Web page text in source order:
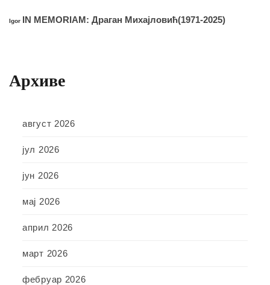
Igor IN MEMORIAM: Драган Михајловић(1971-2025)
Архиве
август 2026
јул 2026
јун 2026
мај 2026
април 2026
март 2026
фебруар 2026